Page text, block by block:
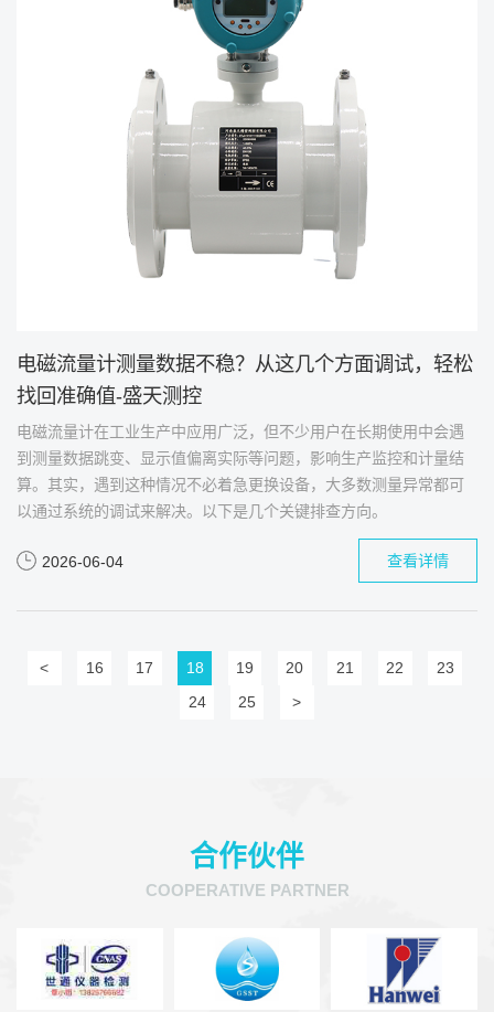
电磁流量计测量数据不稳？从这几个方面调试，轻松
找回准确值-盛天测控
电磁流量计在工业生产中应用广泛，但不少用户在长期使用中会遇
到测量数据跳变、显示值偏离实际等问题，影响生产监控和计量结
算。其实，遇到这种情况不必着急更换设备，大多数测量异常都可
以通过系统的调试来解决。以下是几个关键排查方向。
2026-06-04 查看详情
< 16 17 18 19 20 21 22
23
24
25 >
合作伙伴
COOPERATIVE PARTNER